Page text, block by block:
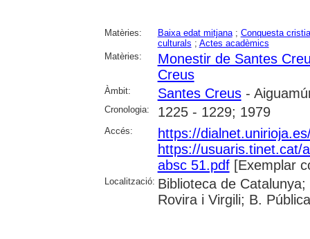
Matèries: Baixa edat mitjana; Conquesta
culturals ; Actes acadèmics
Matèries:
Monestir de Santes
Creus
Àmbit: Santes Creus-
Cronologia: 1225 - 1229; 1979
Accés:
https://
https://usuaris.tinet.cat/
absc 51.pdf[Exemplar
Localització: Biblioteca de
Rovira i Virgili; B.